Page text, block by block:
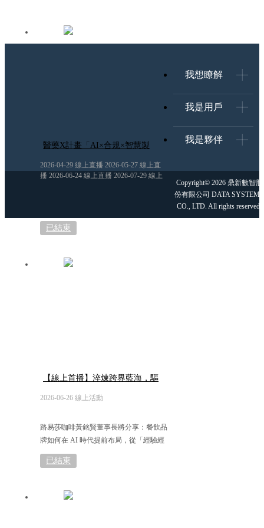
醫藥X計畫「AI×合規×智慧製
造」的跨界解題
2026-04-29 線上直播 2026-05-27 線上直
播 2026-06-24 線上直播 2026-07-29 線上
已結束
【線上首播】淬煉跨界藍海，驅
2026-06-26 線上活動
路易莎咖啡黃銘賢董事長將分享：餐飲品
牌如何在 AI 時代提前布局，從「經驗經
營」走向「制度管理」，奠定成長關鍵基
礎
已結束
我想瞭解
我是用戶
我是夥伴
Copyright© 2026 鼎新數智股
份有限公司 DATA SYSTEMS
CO., LTD. All rights reserved.